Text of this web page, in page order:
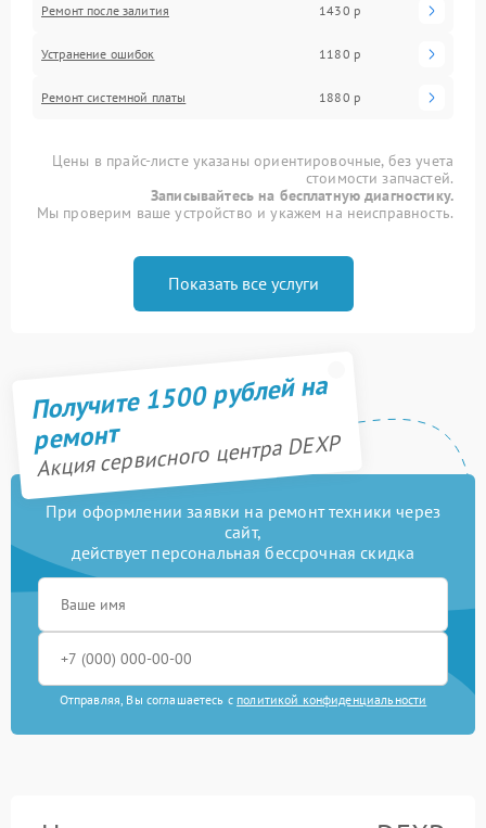
Ремонт после залития 1430 р
Устранение ошибок 1180 р
Ремонт системной платы 1880 р
Цены в прайс-листе указаны ориентировочные, без учета
стоимости запчастей.
Записывайтесь на бесплатную диагностику.
Мы проверим ваше устройство и укажем на неисправность.
Показать все услуги
Получите 1500 рублей на
ремонт
Акция сервисного центра DEXP
При оформлении заявки на ремонт техники через
сайт,
действует персональная бессрочная скидка
Отправляя, Вы соглашаетесь с политикой конфиденциальности